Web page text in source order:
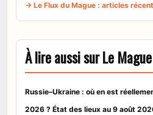
→ Le Flux du Mague : articles
À lire aussi sur Le Mague
Russie–Ukraine : où en est
2026 ? État des lieux au 9 août